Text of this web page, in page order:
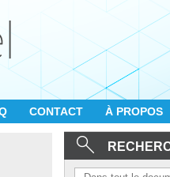
CONTACT À PROPOS